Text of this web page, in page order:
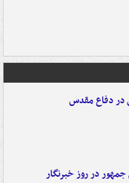
در دفاع مقدس
در روز خبرنگار